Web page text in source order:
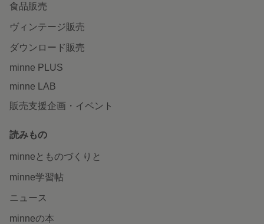
食品販売
ヴィンテージ販売
ダウンロード販売
minne PLUS
minne LAB
販売支援企画・イベント
読みもの
minneとものづくりと
minne学習帖
ニュース
minneの本